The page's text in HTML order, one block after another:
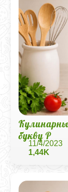
букву Р
11/4/2023
1,44K